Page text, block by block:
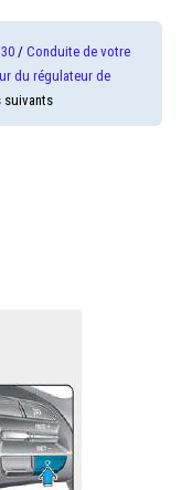
/Conduite de votre
du régulateur de
suivants